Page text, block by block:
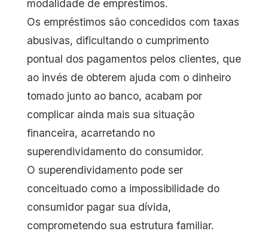
modalidade de empréstimos.
Os empréstimos são concedidos com taxas
abusivas, dificultando o cumprimento
pontual dos pagamentos pelos clientes, que
ao invés de obterem ajuda com o dinheiro
tomado junto ao banco, acabam por
complicar ainda mais sua situação
financeira, acarretando no
superendividamento do consumidor.
O superendividamento pode ser
conceituado como a impossibilidade do
consumidor pagar sua dívida,
comprometendo sua estrutura familiar.